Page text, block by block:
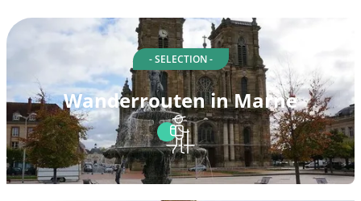
- SELECTION -
Wanderrouten in Marne